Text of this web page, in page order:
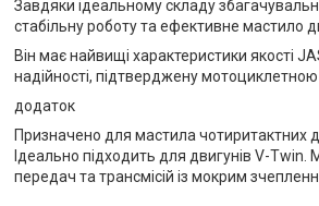
Завдяки ідеальному складу
стабільну роботу та ефективне мастило
Він має найвищі характеристики якості
надійності, підтверджену
додаток
Призначено для мастила чотиритактних
Ідеально підходить для двигунів V-
передач та трансмісій із мокрим